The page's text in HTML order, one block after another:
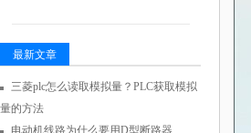
最新文章
三菱plc怎么读取模拟量？PLC获取模拟
量的方法
电动机线路为什么要用D型断路器